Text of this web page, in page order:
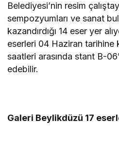
Belediyesi’nin resim
sempozyumları ve sanat
kazandırdığı 14 eser yer
eserleri 04 Haziran tarihine
saatleri arasında stant B-
edebilir.
Galeri Beylikdüzü 17